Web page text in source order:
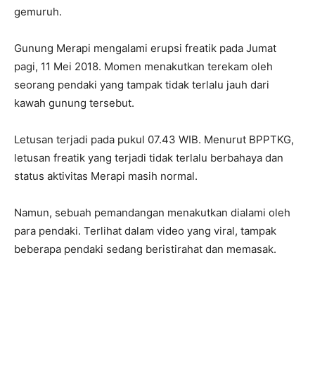
gemuruh.
Gunung Merapi mengalami erupsi freatik pada Jumat
pagi, 11 Mei 2018. Momen menakutkan terekam oleh
seorang pendaki yang tampak tidak terlalu jauh dari
kawah gunung tersebut.
Letusan terjadi pada pukul 07.43 WIB. Menurut BPPTKG,
letusan freatik yang terjadi tidak terlalu berbahaya dan
status aktivitas Merapi masih normal.
Namun, sebuah pemandangan menakutkan dialami oleh
para pendaki. Terlihat dalam video yang viral, tampak
beberapa pendaki sedang beristirahat dan memasak.